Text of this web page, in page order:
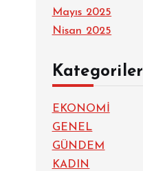
Mayıs 2025
Nisan 2025
Kategoriler
EKONOMİ
GENEL
GÜNDEM
KADIN